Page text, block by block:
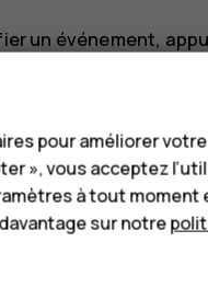
un événement,
.
pour améliorer
», vous acceptez
à tout moment
sur notre